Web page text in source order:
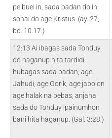
pe buei in, sada badan do in;
sonai do age Kristus. (ay. 27;
bd. 10:17.)
12:13 Ai ibagas sada Tonduy
do haganup hita tardidi
hubagas sada badan, age
Jahudi, age Gorik, age jabolon
age halak na bebas, anjaha
sada do Tonduy ipainumhon
bani hita haganup. (Gal. 3:28.)